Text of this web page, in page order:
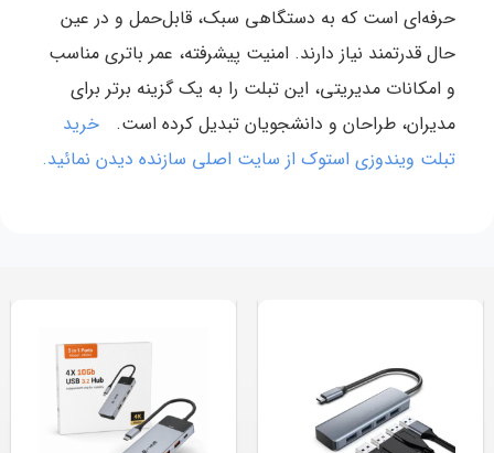
حرفه‌ای است که به دستگاهی سبک، قابل‌حمل و در عین
حال قدرتمند نیاز دارند. امنیت پیشرفته، عمر باتری مناسب
و امکانات مدیریتی، این تبلت را به یک گزینه برتر برای
مدیران، طراحان و دانشجویان تبدیل کرده است. خرید
تبلت ویندوزی استوک از سایت اصلی سازنده دیدن نمائید.